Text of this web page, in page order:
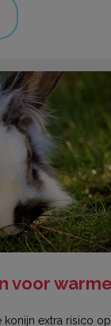
dagen
extra risico op